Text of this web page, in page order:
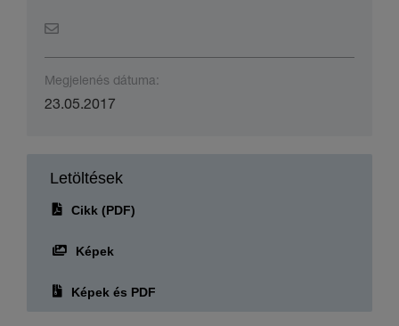
Megjelenés dátuma:
23.05.2017
Letöltések
Cikk (PDF)
Képek
Képek és PDF